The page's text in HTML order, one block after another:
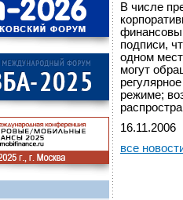
В числе
подписи,
одном
могут
режиме;
16.11.2006
все